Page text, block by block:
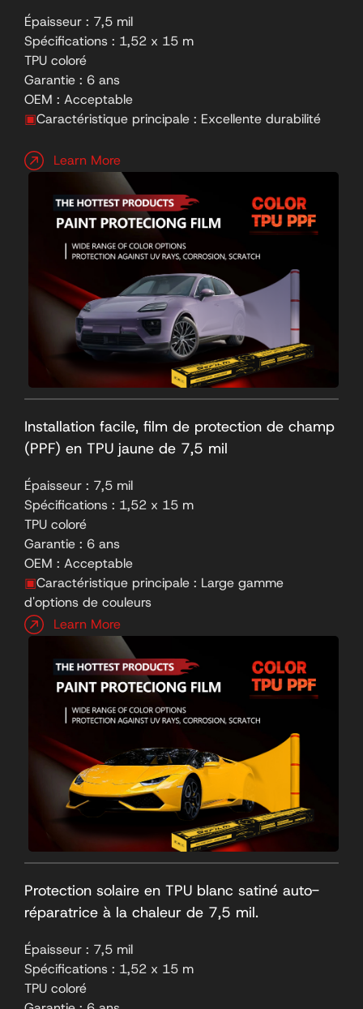
Épaisseur : 7,5 mil
Spécifications : 1,52 x 15 m
TPU coloré
Garantie : 6 ans
OEM : Acceptable
▣Caractéristique principale : Excellente durabilité
Learn More
Installation facile, film de protection de champ
(PPF) en TPU jaune de 7,5 mil
Épaisseur : 7,5 mil
Spécifications : 1,52 x 15 m
TPU coloré
Garantie : 6 ans
OEM : Acceptable
▣Caractéristique principale : Large gamme
d'options de couleurs
Learn More
Protection solaire en TPU blanc satiné auto-
réparatrice à la chaleur de 7,5 mil.
Épaisseur : 7,5 mil
Spécifications : 1,52 x 15 m
TPU coloré